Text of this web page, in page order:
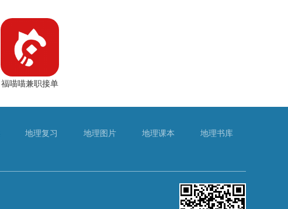
福喵喵兼职接单
地理复习 地理图片 地理课本
地理书库